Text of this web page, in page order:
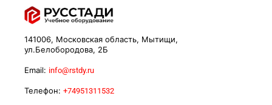
141006, Московская область, Мытищи,
ул.Белобородова, 2Б
Email: info@rstdy.ru
Телефон: +74951311532